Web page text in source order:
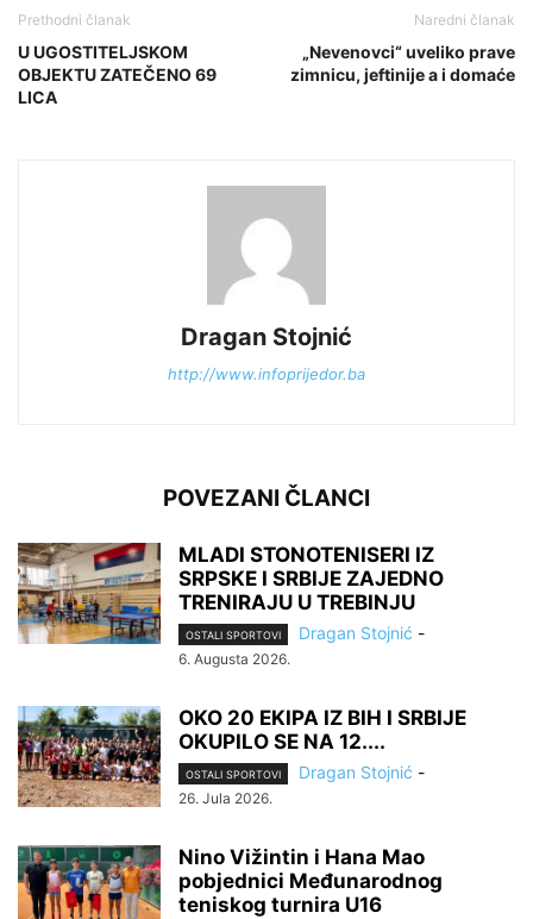
Prethodni članak
U UGOSTITELJSKOM
OBJEKTU ZATEČENO 69
LICA
Naredni članak
„Nevenovci“ uveliko prave
zimnicu, jeftinije a i domaće
Dragan Stojnić
http://www.infoprijedor.ba
POVEZANI ČLANCI
MLADI STONOTENISERI IZ
SRPSKE I SRBIJE ZAJEDNO
TRENIRAJU U TREBINJU
OSTALI SPORTOVI Dragan Stojnić -
6. Augusta 2026.
OKO 20 EKIPA IZ BIH I SRBIJE
OKUPILO SE NA 12....
OSTALI SPORTOVI Dragan Stojnić -
26. Jula 2026.
Nino Vižintin i Hana Mao
pobjednici Međunarodnog
teniskog turnira U16